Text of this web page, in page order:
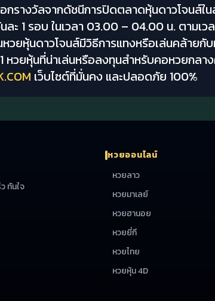
กรางวัลจากดัชนีการปิดตลาดหุ้นดาวโจนส์
ะ 1 รอบ ในเวลา 03.00 – 04.00 น. ตามเว
วยหุ้นดาวโจนส์มีวิธีการแทงหรือเล่นคล้าย
หวยหุ้นที่น่าเล่นหรือลงทุนสำหรับคอหวยกล
เว็บไซต์ที่มั่นคง และปลอดภัย 100%
ทันใจ
หวยออนไลน์
หวยลาว
หวยมาเลย์
หวยฮานอย
หวยยี่กี
หวยไทย
หวยหุ้น 4D